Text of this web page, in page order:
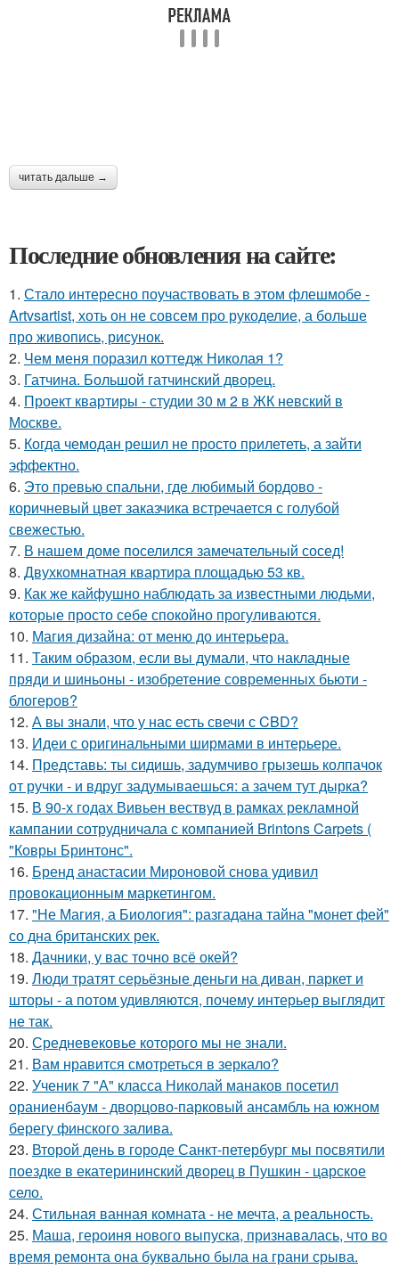
читать дальше →
Последние обновления на сайте:
1. Стало интересно поучаствовать в этом флешмобе -
Artvsartist, хоть он не совсем про рукоделие, а больше
про живопись, рисунок.
2. Чем меня поразил коттедж Николая 1?
3. Гатчина. Большой гатчинский дворец.
4. Проект квартиры - студии 30 м 2 в ЖК невский в
Москве.
5. Когда чемодан решил не просто прилететь, а зайти
эффектно.
6. Это превью спальни, где любимый бордово -
коричневый цвет заказчика встречается с голубой
свежестью.
7. В нашем доме поселился замечательный сосед!
8. Двухкомнатная квартира площадью 53 кв.
9. Как же кайфушно наблюдать за известными людьми,
которые просто себе спокойно прогуливаются.
10. Магия дизайна: от меню до интерьера.
11. Таким образом, если вы думали, что накладные
пряди и шиньоны - изобретение современных бьюти -
блогеров?
12. А вы знали, что у нас есть свечи с CBD?
13. Идеи с оригинальными ширмами в интерьере.
14. Представь: ты сидишь, задумчиво грызешь колпачок
от ручки - и вдруг задумываешься: а зачем тут дырка?
15. В 90-х годах Вивьен вествуд в рамках рекламной
кампании сотрудничала с компанией Brintons Carpets (
"Ковры Бринтонс".
16. Бренд анастасии Мироновой снова удивил
провокационным маркетингом.
17. "Не Магия, а Биология": разгадана тайна "монет фей"
со дна британских рек.
18. Дачники, у вас точно всё окей?
19. Люди тратят серьёзные деньги на диван, паркет и
шторы - а потом удивляются, почему интерьер выглядит
не так.
20. Средневековье которого мы не знали.
21. Вам нравится смотреться в зеркало?
22. Ученик 7 "А" класса Николай манаков посетил
ораниенбаум - дворцово-парковый ансамбль на южном
берегу финского залива.
23. Второй день в городе Санкт-петербург мы посвятили
поездке в екатерининский дворец в Пушкин - царское
село.
24. Стильная ванная комната - не мечта, а реальность.
25. Маша, героиня нового выпуска, признавалась, что во
время ремонта она буквально была на грани срыва.